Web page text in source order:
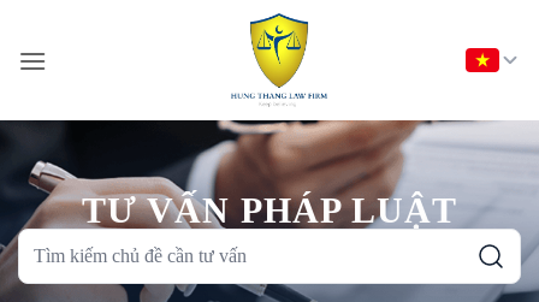
nội
TƯ VẤN PHÁP LUẬT
Tìm